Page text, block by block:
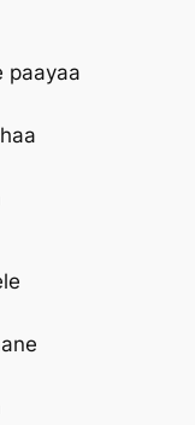
paayaa